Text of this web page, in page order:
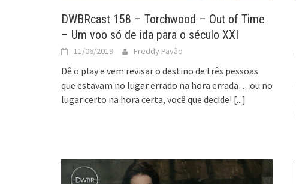
DWBRcast 158 – Torchwood – Out of Time
– Um voo só de ida para o século XXI
11/06/2019 Freddy Pavão
Dê o play e vem revisar o destino de três pessoas
que estavam no lugar errado na hora errada… ou no
lugar certo na hora certa, você que decide! [...]